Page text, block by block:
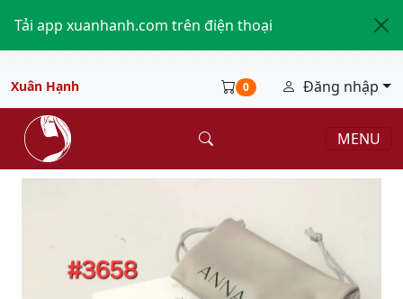
Tải app xuanhanh.com trên điện thoại
Xuân Hạnh 0 Đăng nhập
MENU